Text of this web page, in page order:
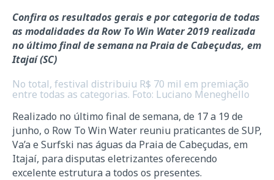
Confira os resultados gerais e por categoria de todas
as modalidades da Row To Win Water 2019realizada
no último final de semana na Praia de Cabeçudas, em
Itajaí (SC)
No total, festival distribuiu R$ 70 mil em premiação
entre todas as categorias. Foto: Luciano Meneghello
Realizado no último final de semana, de 17 a 19 de
junho, o Row To Win Water reuniu praticantes de SUP,
Va’a e Surfski nas águas da Praia de Cabeçudas, em
Itajaí, para disputas eletrizantes oferecendo
excelente estrutura a todos os presentes.